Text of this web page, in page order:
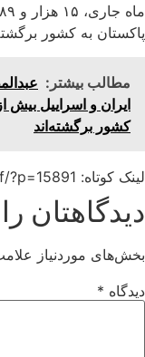
پاکستان به کشور
مطالب بیشتر:
کشور برگشته‌اند
لینک کوتاه: https://afaaq.af/?p=15891
دیدگاهتان
بخش‌های موردنیاز
دیدگاه *